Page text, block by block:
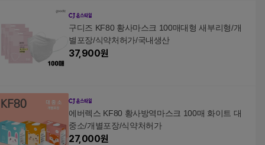
구디즈 KF80 황사마스크 100매대형 새부리형/개
별포장/식약처허가/국내생산
37,900원
에버렉스 KF80 황사방역마스크 100매 화이트 대
중소/개별포장/식약처허가
27,000원